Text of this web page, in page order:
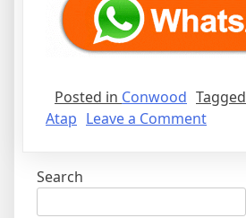
Posted in Conwood Tagged
Atap Leave a Commenton
Search